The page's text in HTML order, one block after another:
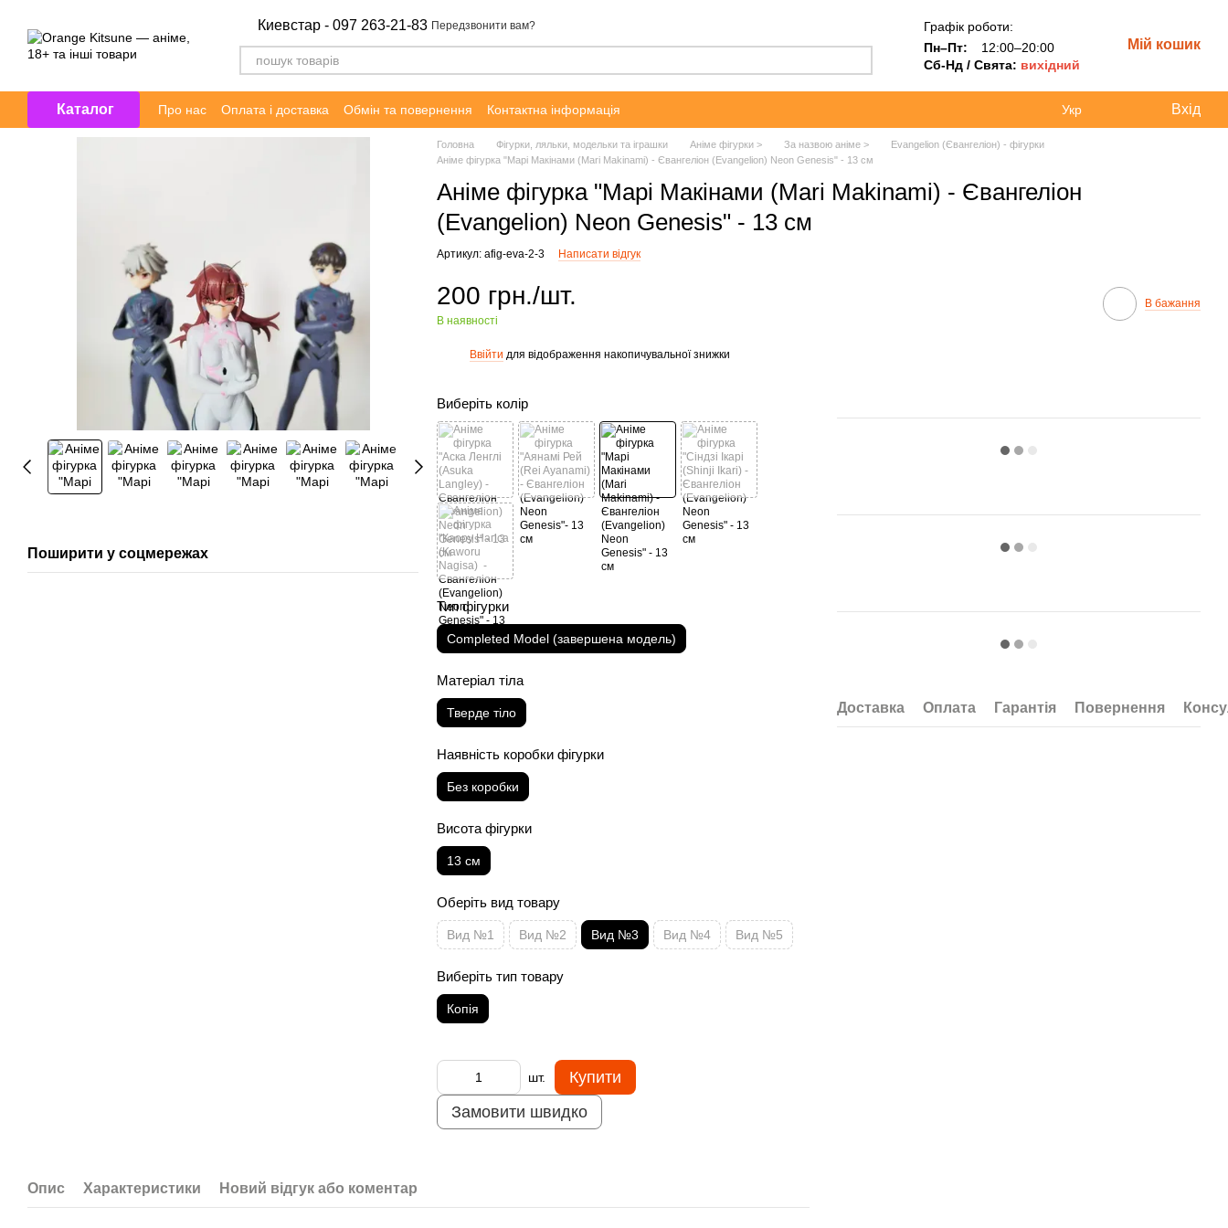
Киевстар - 097 263-21-83 Передзвонити вам?
Графік роботи:
Пн–Пт:
12:00–20:00
Сб-Нд / Свята: вихідний
Мій кошик
Каталог Про нас Оплата і доставка Обмін та повернення Контактна інформація Укр Вхід
Поширити у соцмережах
Головна Фігурки, ляльки, модельки та іграшки Аніме фігурки > За назвою аніме >
Evangelion (Євангеліон) - фігурки
Аніме фігурка "Марі Макінами (Mari Makinami) - Євангеліон (Evangelion) Neon Genesis" - 13 см
Аніме фігурка "Марі Макінами (Mari Makinami) - Євангеліон
(Evangelion) Neon Genesis" - 13 см
Артикул: afig-eva-2-3 Написати відгук
200 грн./шт.
В наявності
В бажання
Ввійти для відображення накопичувальної знижки
Виберіть колір
Тип фігурки
Completed Model (завершена модель)
Матеріал тіла
Тверде тіло
Наявність коробки фігурки
Без коробки
Висота фігурки
13 см
Оберіть вид товару
Вид №1 Вид №2 Вид №3 Вид №4 Вид №5
Виберіть тип товару
Копія
шт.
Купити
Замовити швидко
Доставка Оплата Гарантія Повернення
Опис Характеристики Новий відгук або коментар